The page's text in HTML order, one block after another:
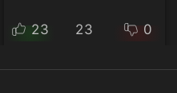
23 23 0